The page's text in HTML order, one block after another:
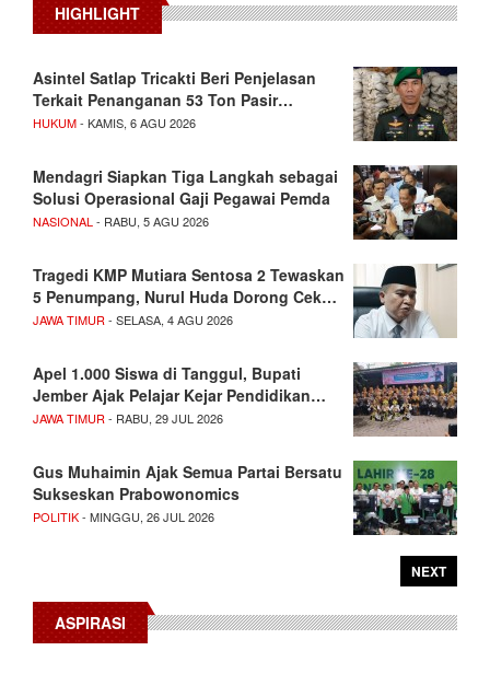
HIGHLIGHT
Asintel Satlap Tricakti Beri Penjelasan
Terkait Penanganan 53 Ton Pasir…
HUKUM- KAMIS, 6 AGU 2026
Mendagri Siapkan Tiga Langkah sebagai
Solusi Operasional Gaji Pegawai Pemda
NASIONAL - RABU, 5 AGU 2026
Tragedi KMP Mutiara Sentosa 2 Tewaskan
5 Penumpang, Nurul Huda Dorong Cek…
JAWA TIMUR - SELASA, 4 AGU 2026
Apel 1.000 Siswa di Tanggul, Bupati
Jember Ajak Pelajar Kejar Pendidikan…
JAWA TIMUR - RABU, 29 JUL 2026
Gus Muhaimin Ajak Semua Partai Bersatu
Sukseskan Prabowonomics
POLITIK- MINGGU, 26 JUL 2026
NEXT
ASPIRASI